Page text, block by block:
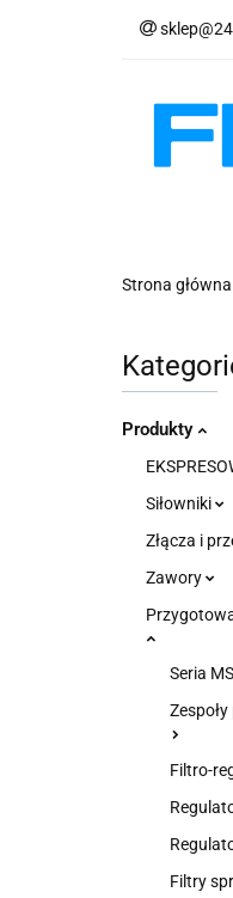
Strona główna
Produkty
Siłowniki
Złącza i
Zawory
Seria
Filtro-
Filtry